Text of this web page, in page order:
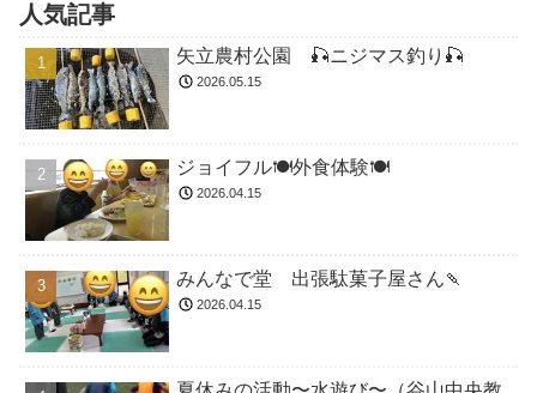
人気記事
矢立農村公園 🎣ニジマス釣り🎣
2026.05.15
ジョイフル🍽️外食体験🍽️
2026.04.15
みんなで堂 出張駄菓子屋さん🍡
2026.04.15